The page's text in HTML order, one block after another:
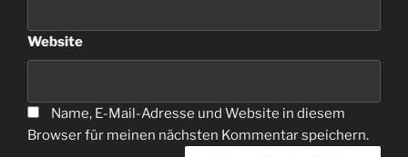
Website
Name, E-Mail-Adresse und Website in diesem
Browser für meinen nächsten Kommentar speichern.